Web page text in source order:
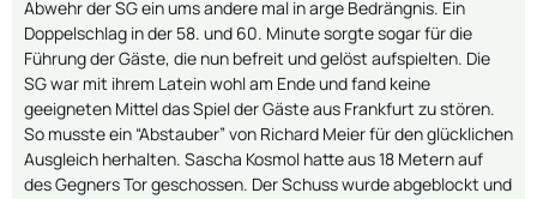
Abwehr der SG ein ums andere mal in arge Bedrängnis. Ein
Doppelschlag in der 58. und 60. Minute sorgte sogar für die
Führung der Gäste, die nun befreit und gelöst aufspielten. Die
SG war mit ihrem Latein wohl am Ende und fand keine
geeigneten Mittel das Spiel der Gäste aus Frankfurt zu stören.
So musste ein “Abstauber” von Richard Meier für den glücklichen
Ausgleich herhalten. Sascha Kosmol hatte aus 18 Metern auf
des Gegners Tor geschossen. Der Schuss wurde abgeblockt und